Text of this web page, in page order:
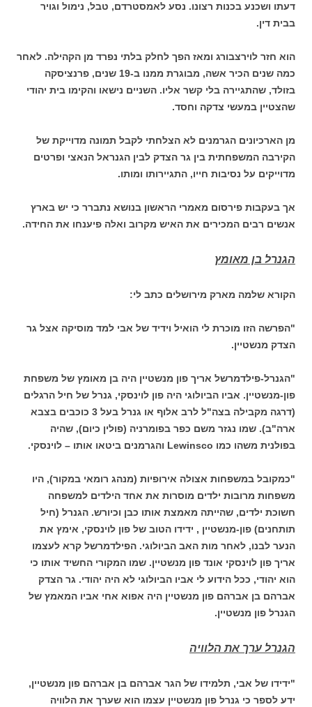
דעתו ושכנע בכנות רצונו. נסע לאמסטרדם, טבל, נימול וגויר
בבית דין.
הוא חזר לוירצבורג ומאז הפך לחלק בלתי נפרד מן הקהילה. לאחר
כמה שנים הכיר אשה, מבוגרת ממנו ב-19 שנים, פרנציסקה
בזולד, שהתגיירה בלי קשר אליו. השניים נישאו והקימו בית יהודי
שהצטיין במעשי צדקה וחסד.
מן הארכיונים הגרמנים לא הצלחתי לקבל תמונה מדוייקת של
הקירבה המשפחתית בין גר הצדק לבין הגנראל הנאצי ופרטים
מדוייקים על נסיבות חייו, התגיירותו ומותו.
אך בעקבות פירסום מאמרי הראשון בנושא נתברר כי יש בארץ
אנשים רבים המכירים את האיש מקרוב ואלה פיענחו את החידה.
הגנרל בן מאומץ
הקורא שלמה מארק מירושלים כתב לי:
"הפרשה הזו מוכרת לי הואיל וידיד של אבי למד מוסיקה אצל גר
הצדק מנשטיין.
"הגנרל-פילדמרשל אריך פון מנשטיין היה בן מאומץ של משפחת
פון-מנשטיין. אביו הביולוגי היה פון לוינסקי, גנרל של חיל הרגלים
(דרגה מקבילה בצה"ל לרב אלוף או גנרל בעל 3 כוכבים בצבא
ארה"ב). שמו נגזר משם כפר בפומרניה (פולין כיום), שהיה
בפולנית משהו כמו Lewinsco והגרמנים ביטאו אותו – לוינסקי.
"כמקובל במשפחות אצולה אירופיות (מנהג רומאי במקור), היו
משפחות מרובות ילדים מוסרות את אחד הילדים למשפחה
חשוכת ילדים, שהייתה מאמצת אותו כבן וכיורש. הגנרל (חיל
תותחנים) פון-מנשטיין , ידידו הטוב של פון לוינסקי, אימץ את
הנער לבנו, לאחר מות האב הביולוגי. הפילדמרשל קרא לעצמו
אריך פון לוינסקי אונד פון מנשטיין. שמו המקורי החשיד אותו כי
הוא יהודי, ככל הידוע לי אביו הביולוגי לא היה יהודי. גר הצדק
אברהם בן אברהם פון מנשטיין היה אפוא אחי אביו המאמץ של
הגנרל פון מנשטיין.
הגנרל ערך את הלוויה
"ידידו של אבי, תלמידו של הגר אברהם בן אברהם פון מנשטיין,
ידע לספר כי גנרל פון מנשטיין עצמו הוא שערך את הלוויה